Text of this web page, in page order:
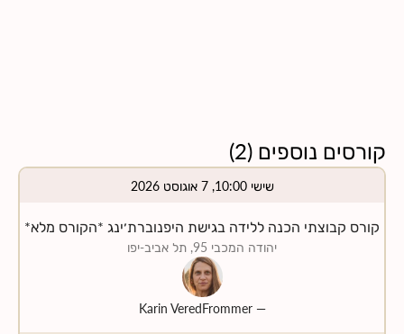
קורסים נוספים (
2
)
שישי 10:00, 7 אוגוסט 2026
קורס קבוצתי הכנה ללידה בגישת היפנוברת׳ינג *הקורס מלא*
יהודה המכבי 95, תל אביב-יפו
—
Karin VeredFrommer